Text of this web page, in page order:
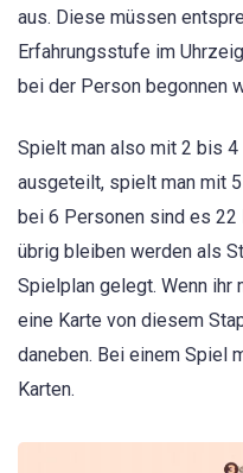
aus. Diese müssen
Erfahrungsstufe im
bei der Person begonnen
Spielt man also mit 2 bis
ausgeteilt, spielt man mit
bei 6 Personen sind es 22
übrig bleiben werden als
Spielplan gelegt. Wenn
eine Karte von diesem
daneben. Bei einem Spiel
Karten.